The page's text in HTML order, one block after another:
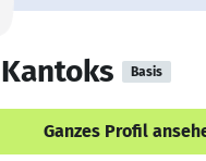
Basis
Ganzes Profil